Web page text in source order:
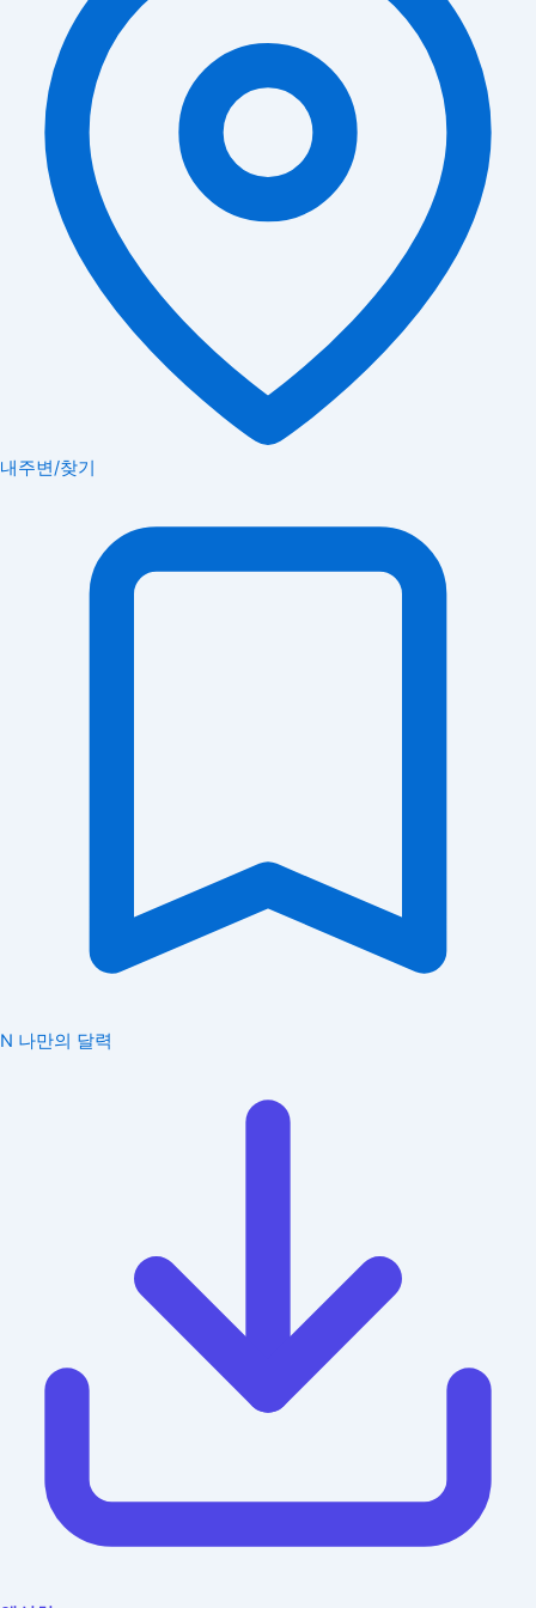
내주변/찾기
N 나만의 달력